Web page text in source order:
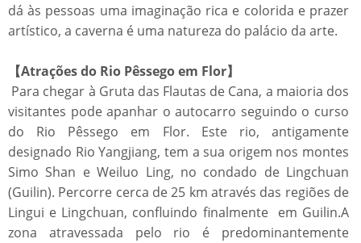
dá às pessoas uma imaginação rica e colorida e prazer
artístico, a caverna é uma natureza do palácio da arte.
【Atrações do Rio Pêssego em Flor】
Para chegar à Gruta das Flautas de Cana, a maioria dos
visitantes pode apanhar o autocarro seguindo o curso
do Rio Pêssego em Flor. Este rio, antigamente
designado Rio Yangjiang, tem a sua origem nos montes
Simo Shan e Weiluo Ling, no condado de Lingchuan
(Guilin). Percorre cerca de 25 km através das regiões de
Lingui e Lingchuan, confluindo finalmente em Guilin.A
zona atravessada pelo rio é predominantemente